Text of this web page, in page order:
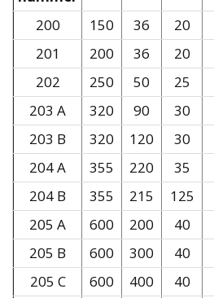
200 150 36 20
201
200 36 20
202
250 50 25
203 A
320 90 30
203 B
320 120 30
204 A
355 220 35
204 B
355 215 125
205 A
600 200 40
205 B
600 300 40
205 C
600 400 40